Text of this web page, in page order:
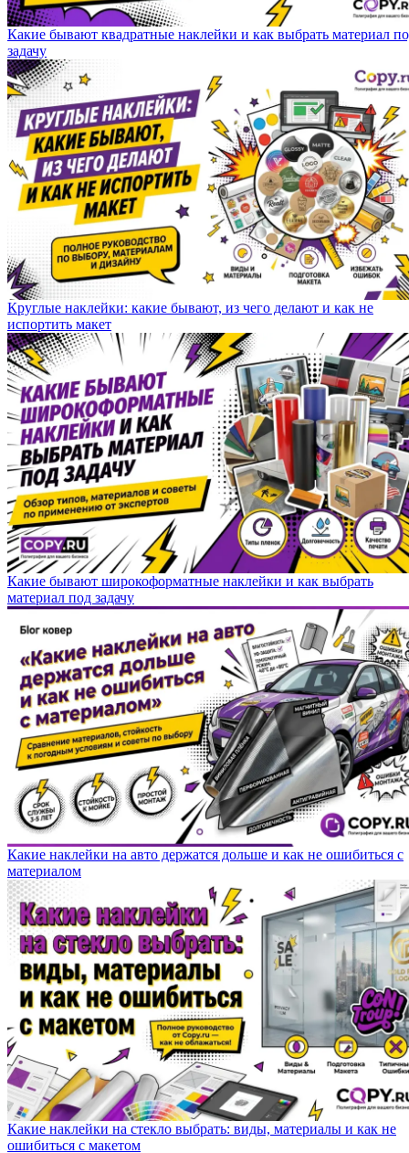
Какие бывают квадратные наклейки и как выбрать материал
задачу
Круглые наклейки: какие бывают, из чего делают и как не
испортить макет
Какие бывают широкоформатные наклейки и как выбрать
материал под задачу
Какие наклейки на авто держатся дольше и как не ошибиться с
материалом
Какие наклейки на стекло выбрать: виды, материалы и как не
ошибиться с макетом